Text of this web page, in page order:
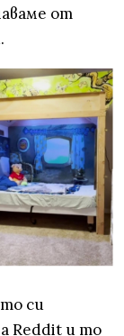
от
си
Reddit и то